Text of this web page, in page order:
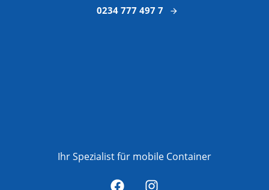
0234 777 497 7
Ihr Spezialist für mobile Container